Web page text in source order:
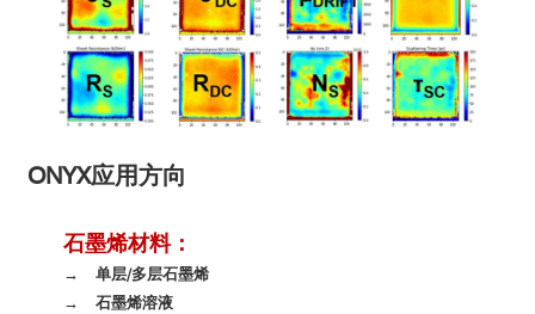
ONYX应用方向
石墨烯材料：
→ 单层/多层石墨烯
→ 石墨烯溶液